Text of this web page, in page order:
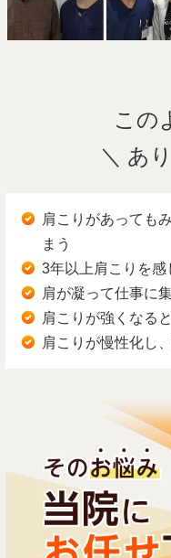
この
＼ あ
肩こりがあっても
まう
3年以上肩こりを感
肩が凝って仕事に
肩こりが強くなる
肩こりが慢性化し